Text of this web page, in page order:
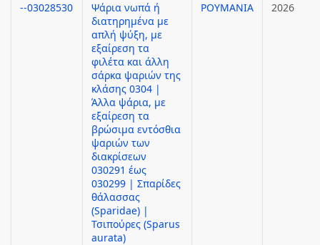
--03028530
Ψάρια νωπά ή
διατηρημένα με
απλή ψύξη, με
εξαίρεση τα
φιλέτα και άλλη
σάρκα ψαριών της
κλάσης 0304 |
Άλλα ψάρια, με
εξαίρεση τα
βρώσιμα εντόσθια
ψαριών των
διακρίσεων
030291 έως
030299 | Σπαρίδες
θάλασσας
(Sparidae) |
Τσιπούρες (Sparus
aurata)
ΡΟΥΜΑΝΙΑ 2026